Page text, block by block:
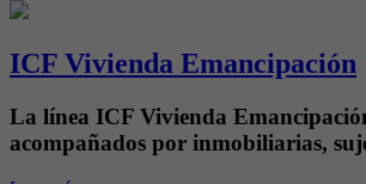
ICF Vivienda Emancipación
La línea ICF Vivienda
acompañados por inmobiliarias,